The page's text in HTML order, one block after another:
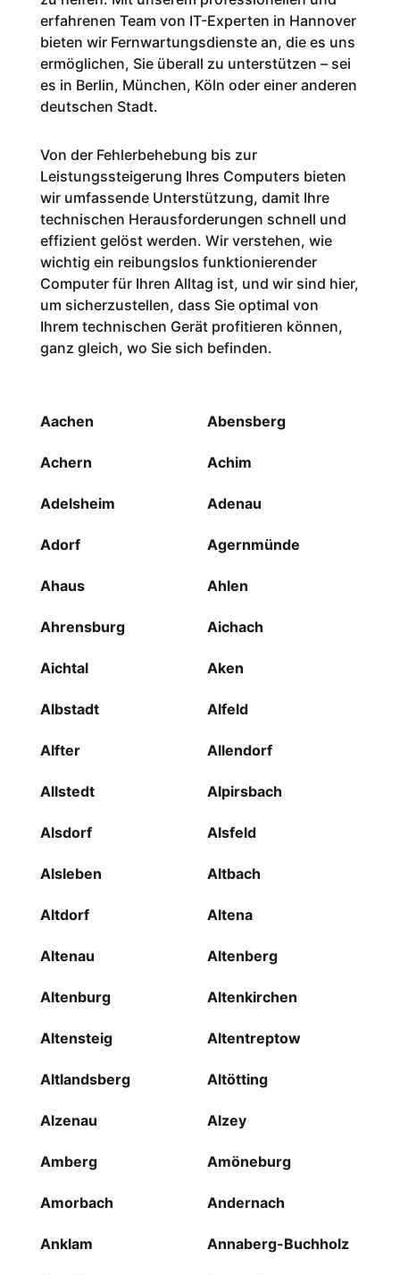
erfahrenen Team von IT-Experten in Hannover
bieten wir Fernwartungsdienste an, die es uns
ermöglichen, Sie überall zu unterstützen – sei
es in Berlin, München, Köln oder einer anderen
deutschen Stadt.
Von der Fehlerbehebung bis zur
Leistungssteigerung Ihres Computers bieten
wir umfassende Unterstützung, damit Ihre
technischen Herausforderungen schnell und
effizient gelöst werden. Wir verstehen, wie
wichtig ein reibungslos funktionierender
Computer für Ihren Alltag ist, und wir sind hier,
um sicherzustellen, dass Sie optimal von
Ihrem technischen Gerät profitieren können,
ganz gleich, wo Sie sich befinden.
Aachen Abensberg
Achern Achim
Adelsheim Adenau
Adorf Agernmünde
Ahaus Ahlen
Ahrensburg Aichach
Aichtal Aken
Albstadt Alfeld
Alfter Allendorf
Allstedt Alpirsbach
Alsdorf Alsfeld
Alsleben Altbach
Altdorf Altena
Altenau Altenberg
Altenburg Altenkirchen
Altensteig Altentreptow
Altlandsberg Altötting
Alzenau Alzey
Amberg Amöneburg
Amorbach Andernach
Anklam Annaberg-Buchholz